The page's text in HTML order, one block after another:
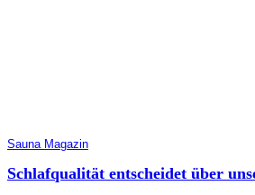
Sauna Magazin
Schlafqualität entscheidet über